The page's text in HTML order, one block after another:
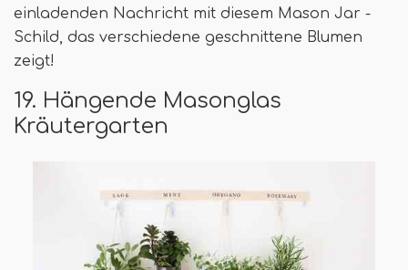
einladenden Nachricht mit diesem Mason Jar -
Schild, das verschiedene geschnittene Blumen
zeigt!
19. Hängende Masonglas
Kräutergarten